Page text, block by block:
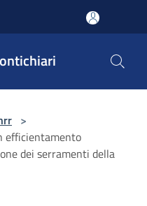
>
efficientamento
dei serramenti della